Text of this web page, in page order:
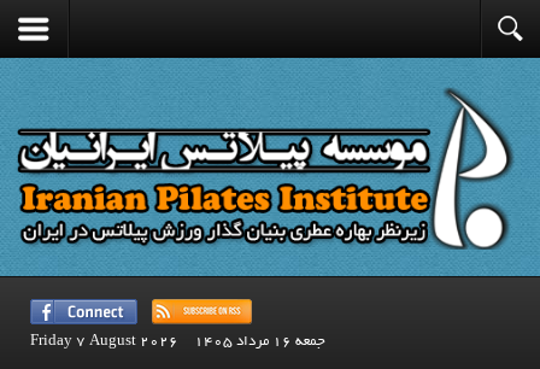
جمعه 16 مرداد 1405 Friday 7 August 2026